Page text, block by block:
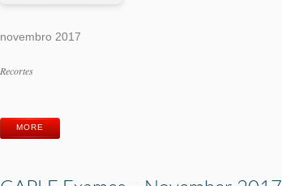
novembro 2017
Categorias
Recortes
MORE